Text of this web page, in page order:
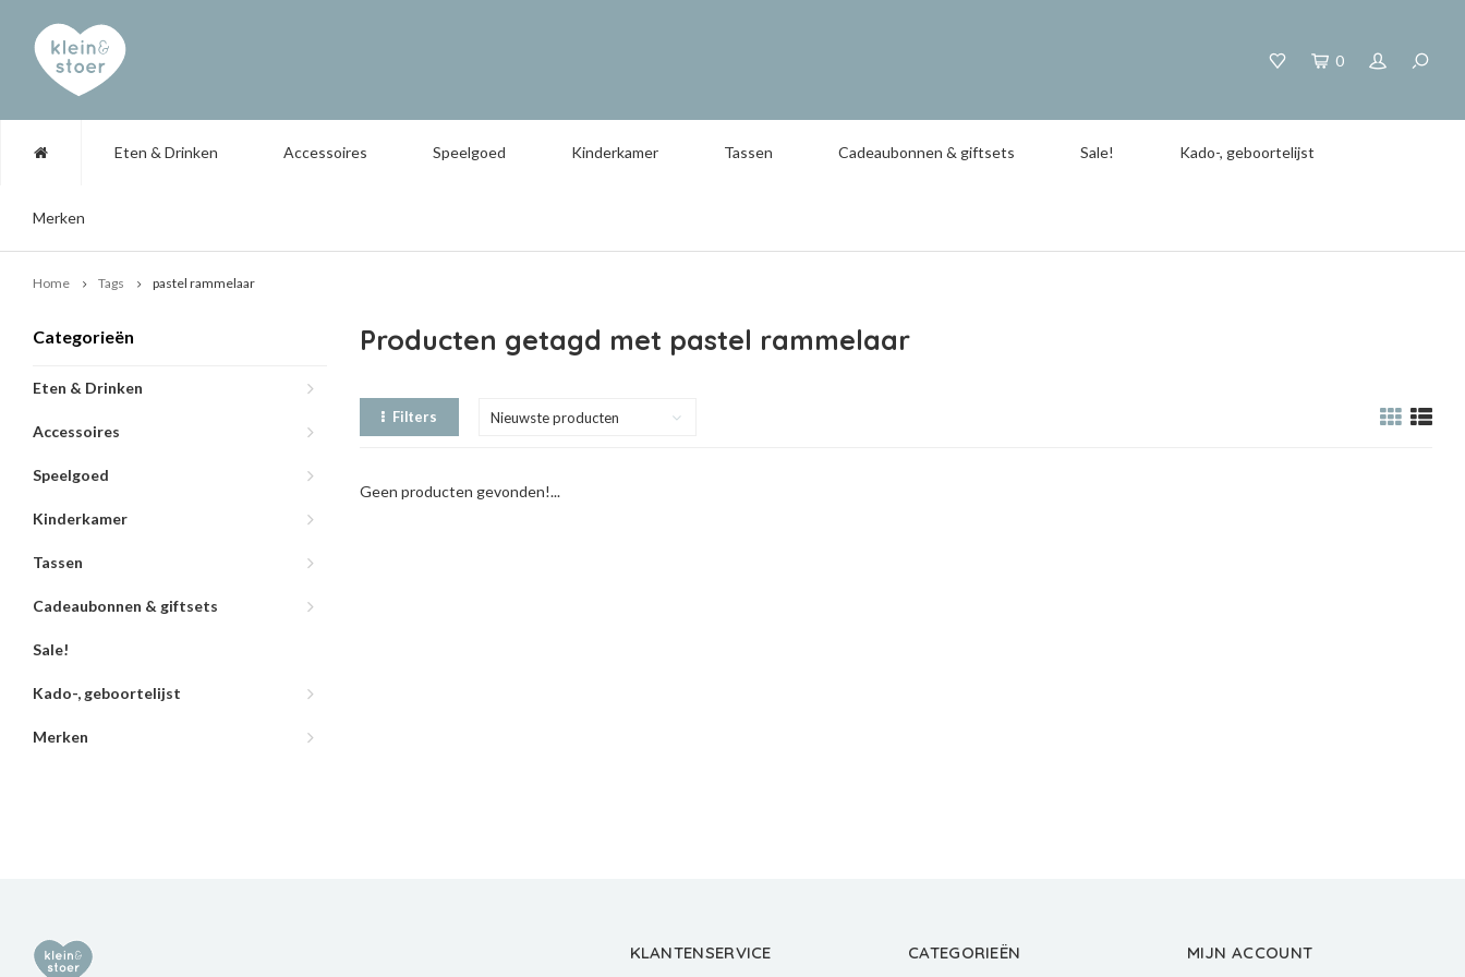
0
Eten & Drinken Accessoires Speelgoed Kinderkamer Tassen Cadeaubonnen & giftsets Sale! Kado-, geboortelijst
Merken
Home Tags pastel rammelaar
Categorieën
Eten & Drinken
Accessoires
Speelgoed
Kinderkamer
Tassen
Cadeaubonnen & giftsets
Sale!
Kado-, geboortelijst
Merken
Producten getagd met pastel rammelaar
Filters Nieuwste producten
Geen producten gevonden!...
KLANTENSERVICE CATEGORIEËN MIJN ACCOUNT